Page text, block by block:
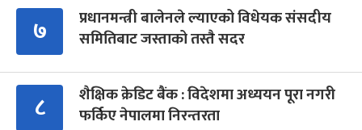
७
प्रधानमन्त्री बालेनले ल्याएको विधेयक संसदीय
समितिबाट जस्ताको तस्तै सदर
८
शैक्षिक क्रेडिट बैंक : विदेशमा अध्ययन पूरा नगरी
फर्किए नेपालमा निरन्तरता